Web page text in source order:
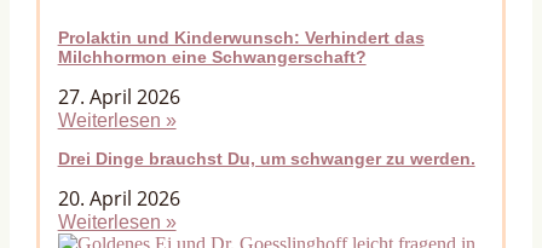
Prolaktin und Kinderwunsch: Verhindert das
Milchhormon eine Schwangerschaft?
27. April 2026
Weiterlesen »
Drei Dinge brauchst Du, um schwanger zu werden.
20. April 2026
Weiterlesen »